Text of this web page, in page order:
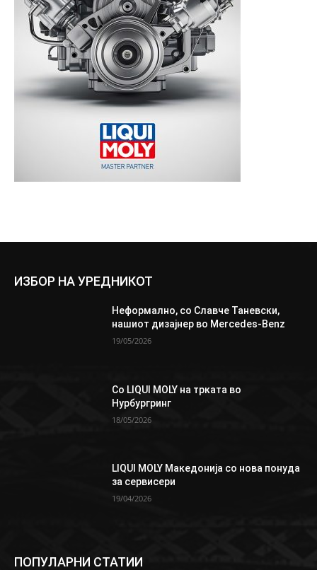
ИЗБОР НА УРЕДНИКОТ
Неформално, со Славче Таневски,
нашиот дизајнер во Mercedes-Benz
19/05/2026
Со LIQUI MOLY на трката во
Нурбургринг
18/05/2026
LIQUI MOLY Македонија со нова понуда
за сервисери
19/04/2026
ПОПУЛАРНИ СТАТИИ